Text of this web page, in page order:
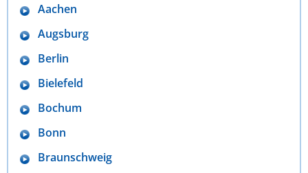
Aachen
Augsburg
Berlin
Bielefeld
Bochum
Bonn
Braunschweig